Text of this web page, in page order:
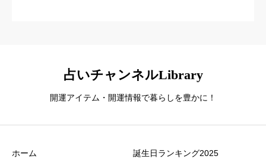
占いチャンネルLibrary
開運アイテム・開運情報で暮らしを豊かに！
ホーム 誕生日ランキング2025